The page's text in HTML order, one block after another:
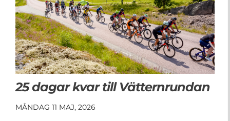
25 dagar kvar till Vätternrundan
MÅNDAG 11 MAJ, 2026